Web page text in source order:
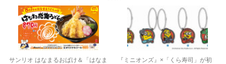
サンリオ はなまるおばけ＆「はなま
『ミニオンズ』×「くら寿司」が初